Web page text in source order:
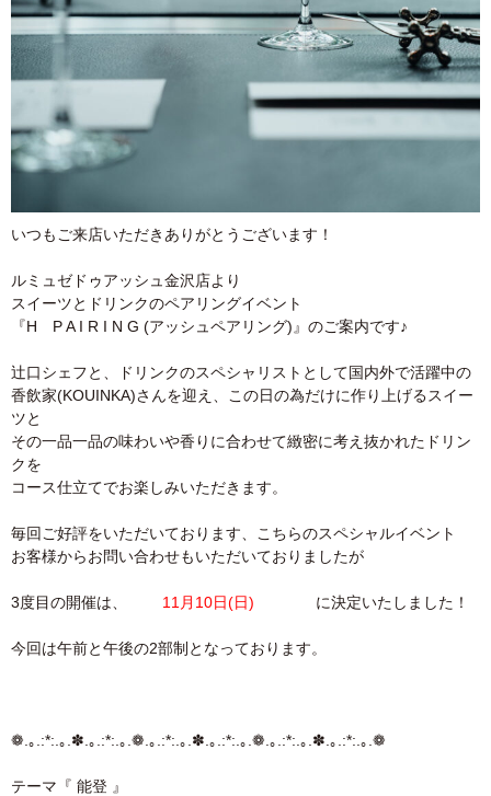
いつもご来店いただきありがとうございます！
ルミュゼドゥアッシュ金沢店より
スイーツとドリンクのペアリングイベント
『H P A I R I N G (アッシュペアリング)』のご案内です♪
辻口シェフと、ドリンクのスペシャリストとして国内外で活躍中の
香飲家(KOUINKA)さんを迎え、この日の為だけに作り上げるスイー
ツと
その一品一品の味わいや香りに合わせて緻密に考え抜かれたドリン
クを
コース仕立てでお楽しみいただきます。
毎回ご好評をいただいております、こちらのスペシャルイベント
お客様からお問い合わせもいただいておりましたが
3度目の開催は、 11月10日(日) に決定いたしました！
今回は午前と午後の2部制となっております。
❁.｡.:*:.｡.✽.｡.:*:.｡.❁.｡.:*:.｡.✽.｡.:*:.｡.❁.｡.:*:.｡.✽.｡.:*:.｡.❁
テーマ『 能登 』